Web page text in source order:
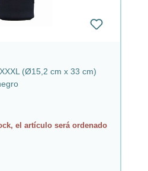
(Ø15,2 cm x 33 cm)
el artículo será ordenado